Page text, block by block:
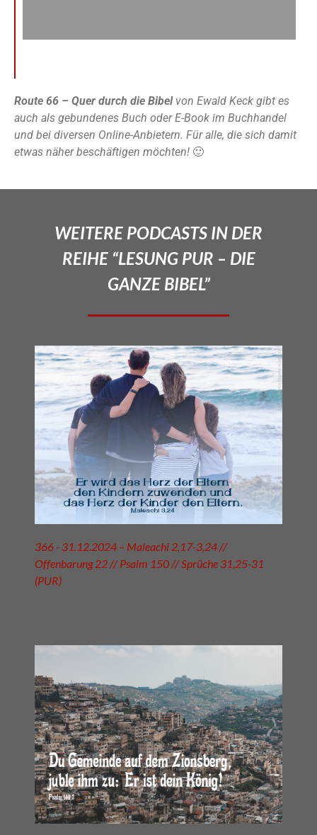
Route 66 – Quer durch die Bibel von Ewald Keck gibt es
auch als gebundenes Buch oder E-Book im Buchhandel
und bei diversen Online-Anbietern. Für alle, die sich damit
etwas näher beschäftigen möchten! 🙂
WEITERE PODCASTS IN DER
REIHE “LESUNG PUR – DIE
GANZE BIBEL”
366 - 31.12.2024 – Maleachi 2,17-3,24 //
Offenbarung 22 // Psalm 150 // Sprüche 31,25-31
(PUR)